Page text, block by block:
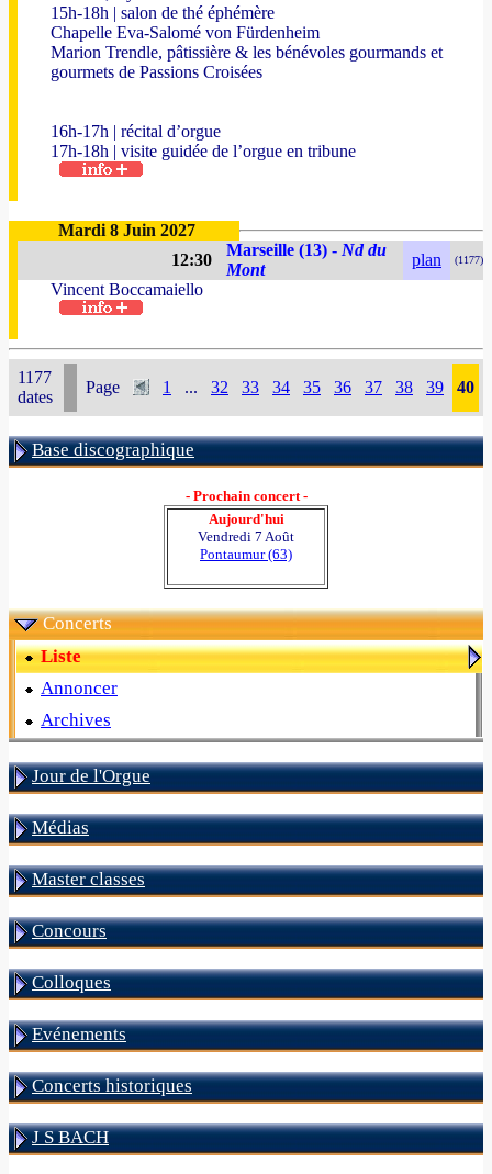
15h-18h | salon de thé éphémère
Chapelle Eva-Salomé von Fürdenheim
Marion Trendle, pâtissière & les bénévoles gourmands et
gourmets de Passions Croisées
16h-17h | récital d’orgue
17h-18h | visite guidée de l’orgue en tribune
Mardi 8 Juin 2027
12:30
Marseille (13) - Nd du
Mont
plan (1177)
Vincent Boccamaiello
1177
dates
Page 1 ... 32 33 34 35 36 37 38 39 40
Base discographique
- Prochain concert -
Aujourd'hui
Vendredi 7 Août
Pontaumur (63)
Concerts
Liste
Annoncer
Archives
Jour de l'Orgue
Médias
Master classes
Concours
Colloques
Evénements
Concerts historiques
J S BACH